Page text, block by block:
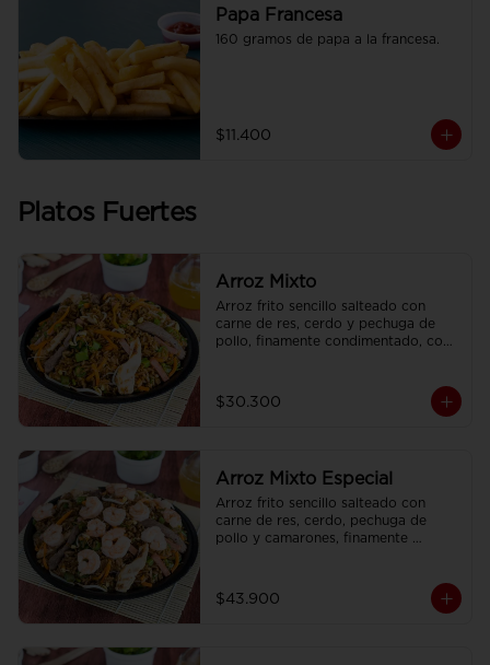
Papa Francesa
160 gramos de papa a la francesa.
$11.400
Platos Fuertes
Arroz Mixto
Arroz frito sencillo salteado con
carne de res, cerdo y pechuga de
pollo, finamente condimentado, con
$30.300
Arroz Mixto Especial
Arroz frito sencillo salteado con
carne de res, cerdo, pechuga de
pollo y camarones, finamente
$43.900